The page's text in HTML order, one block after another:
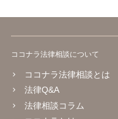
ココナラ法律相談について
ココナラ法律相談とは
法律Q&A
法律相談コラム